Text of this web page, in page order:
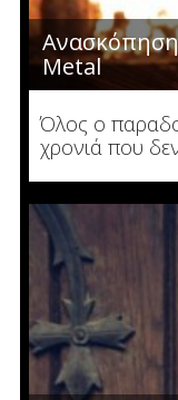
Metal
Όλος ο
χρονιά που